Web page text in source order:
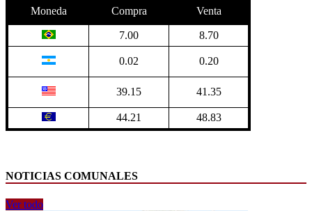
Moneda Compra Venta
7.00 8.70
0.02 0.20
39.15 41.35
44.21 48.83
NOTICIAS COMUNALES
Ver todo